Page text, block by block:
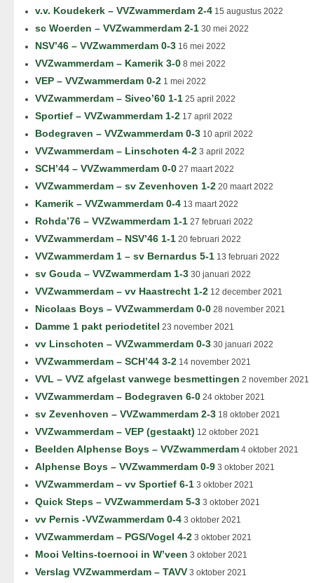
v.v. Koudekerk – VVZwammerdam 2-4 15 augustus 2022
sc Woerden – VVZwammerdam 2-1 30 mei 2022
NSV’46 – VVZwammerdam 0-3 16 mei 2022
VVZwammerdam – Kamerik 3-0 8 mei 2022
VEP – VVZwammerdam 0-2 1 mei 2022
VVZwammerdam – Siveo’60 1-1 25 april 2022
Sportief – VVZwammerdam 1-2 17 april 2022
Bodegraven – VVZwammerdam 0-3 10 april 2022
VVZwammerdam – Linschoten 4-2 3 april 2022
SCH’44 – VVZwammerdam 0-0 27 maart 2022
VVZwammerdam – sv Zevenhoven 1-2 20 maart 2022
Kamerik – VVZwammerdam 0-4 13 maart 2022
Rohda’76 – VVZwammerdam 1-1 27 februari 2022
VVZwammerdam – NSV’46 1-1 20 februari 2022
VVZwammerdam 1 – sv Bernardus 5-1 13 februari 2022
sv Gouda – VVZwammerdam 1-3 30 januari 2022
VVZwammerdam – vv Haastrecht 1-2 12 december 2021
Nicolaas Boys – VVZwammerdam 0-0 28 november 2021
Damme 1 pakt periodetitel 23 november 2021
vv Linschoten – VVZwammerdam 0-3 30 januari 2022
VVZwammerdam – SCH’44 3-2 14 november 2021
VVL – VVZ afgelast vanwege besmettingen 2 november 2021
VVZwammerdam – Bodegraven 6-0 24 oktober 2021
sv Zevenhoven – VVZwammerdam 2-3 18 oktober 2021
VVZwammerdam – VEP (gestaakt) 12 oktober 2021
Beelden Alphense Boys – VVZwammerdam 4 oktober 2021
Alphense Boys – VVZwammerdam 0-9 3 oktober 2021
VVZwammerdam – vv Sportief 6-1 3 oktober 2021
Quick Steps – VVZwammerdam 5-3 3 oktober 2021
vv Pernis -VVZwammerdam 0-4 3 oktober 2021
VVZwammerdam – PGS/Vogel 4-2 3 oktober 2021
Mooi Veltins-toernooi in W’veen 3 oktober 2021
Verslag VVZwammerdam – TAVV 3 oktober 2021